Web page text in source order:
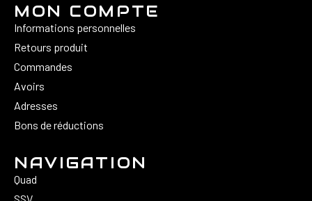
MON COMPTE
Informations personnelles
Retours produit
Commandes
Avoirs
Adresses
Bons de réductions
NAVIGATION
Quad